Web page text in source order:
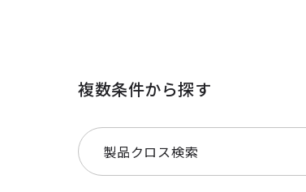
複数条件から探す
製品クロス検索